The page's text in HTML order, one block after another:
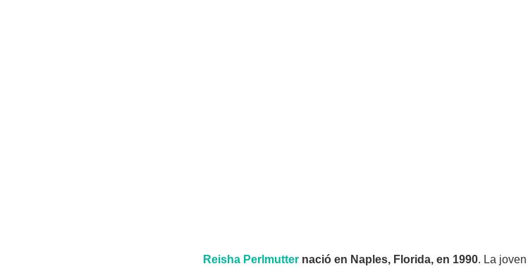
Reisha Perlmutter nació en Naples, Florida, en 1990. La